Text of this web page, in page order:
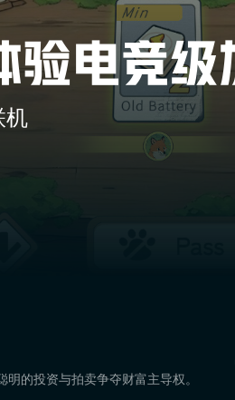
机
的投资与拍卖争夺财富主导权。